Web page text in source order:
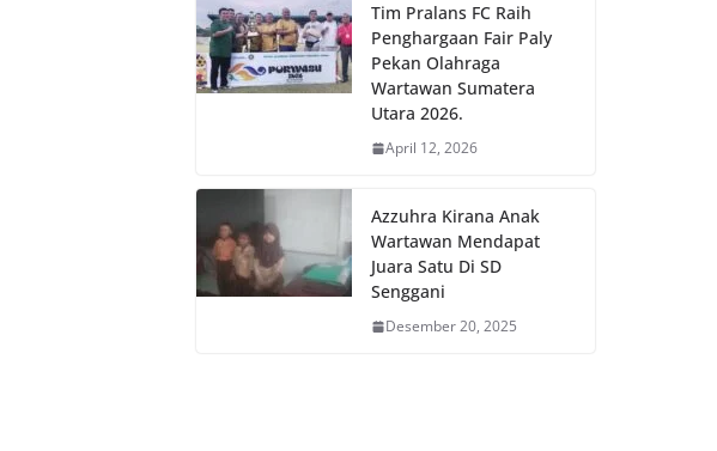
Tim Pralans FC Raih
Penghargaan Fair Paly
Pekan Olahraga
Wartawan Sumatera
Utara 2026.
April 12, 2026
Azzuhra Kirana Anak
Wartawan Mendapat
Juara Satu Di SD
Senggani
Desember 20, 2025